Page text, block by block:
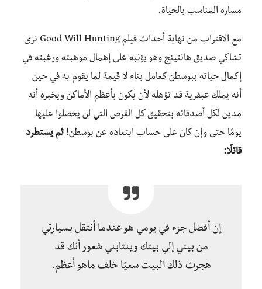
مساره المناسب بالحياة.
مع الاقتراب من نهاية أحداث فيلم Good Will Hunting نرى
تشاكي صديق هانتينج وهو يؤنبه على إهمال موهبته ورغبته في
إكمال حياته ببوسطن كعامل بناء لا قيمة لما يقوم به في حين
أنه يملك عبقرية قد تؤهله لأن يكون بأعظم الأماكن ويخبره أنه
مدين لكل أصدقائه بتحقيق كل الفرص التي لن يحصلوا عليها
يومًا حتى وإن كان على حساب ابتعاده عن بوسطن!ثم يستطرد
قائلًا:
إن أفضل جزء في يومي هو عندما أنتقل بسيارتي
من بيتي إلي بيتك وينتابني شعور أنك قد
هجرت ذلك البيت سعيًا خلف ماهو أعظم.